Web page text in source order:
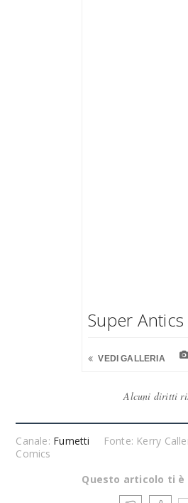
Super Antics
VEDI GALLERIA
Alcuni diritti
Canale: Fumetti
Fonte: Kerry
Comics
Questo articolo ti è